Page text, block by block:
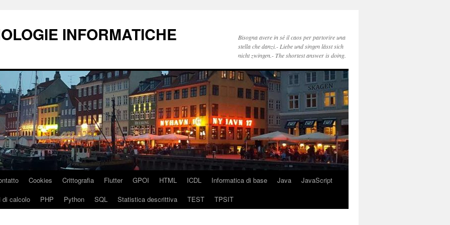
INFORMATICHE
Bisogna avere in sé il caos per partorire una
stella che danzi.- Liebe und singen lässt sich
nicht zwingen.- The shortest answer is doing.
Cookies Crittografia Flutter GPOI HTML ICDL Informatica di base Java
JavaScript
di calcolo PHP Python SQL Statistica descrittiva TEST TPSIT